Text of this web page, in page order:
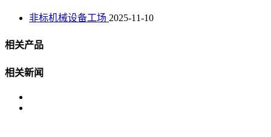
非标机械设备工场 2025-11-10
相关产品
相关新闻